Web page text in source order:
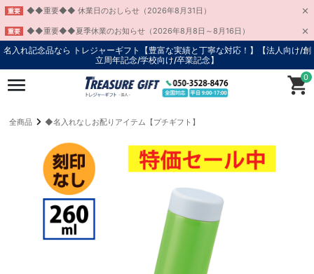
重要 ◆◆重要◆◆ 休業日のおしらせ（2026年8月31日）
重要
◆◆重要◆◆夏季休業のお知らせ（2026年8月8日～8月16日）
名入れ記念品なら トレジャーギフト【豊富な実績と丁寧な対応！】
【法人向け/創
立周年記念/学校向け/卒業記念】
0
全商品 ◆名入れなしお配りアイテム【プチギフト】